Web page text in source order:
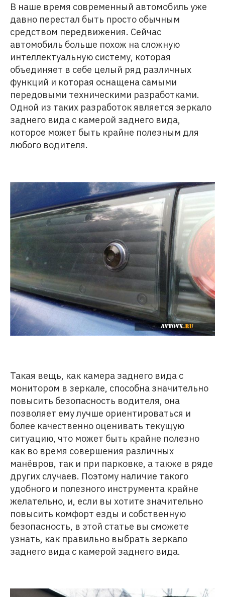
В наше время современный автомобиль уже
давно перестал быть просто обычным
средством передвижения. Сейчас
автомобиль больше похож на сложную
интеллектуальную систему, которая
объединяет в себе целый ряд различных
функций и которая оснащена самыми
передовыми техническими разработками.
Одной из таких разработок является зеркало
заднего вида с камерой заднего вида,
которое может быть крайне полезным для
любого водителя.
Такая вещь, как камера заднего вида с
монитором в зеркале, способна значительно
повысить безопасность водителя, она
позволяет ему лучше ориентироваться и
более качественно оценивать текущую
ситуацию, что может быть крайне полезно
как во время совершения различных
манёвров, так и при парковке, а также в ряде
других случаев. Поэтому наличие такого
удобного и полезного инструмента крайне
желательно, и, если вы хотите значительно
повысить комфорт езды и собственную
безопасность, в этой статье вы сможете
узнать, как правильно выбрать зеркало
заднего вида с камерой заднего вида.